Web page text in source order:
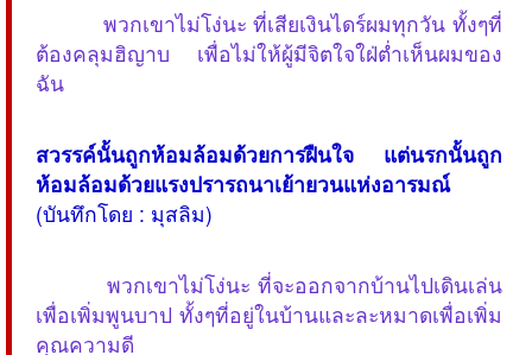
พวกเขาไม่โง่นะ ที่เสียเงินไดร์ผมทุกวัน ทั้งๆที่
ต้องคลุมฮิญาบ เพื่อไม่ให้ผู้มีจิตใจใฝ่ต่ำเห็นผมของ
ฉัน
สวรรค์นั้นถูกห้อมล้อมด้วยการฝืนใจ แต่นรกนั้นถูก
ห้อมล้อมด้วยแรงปรารถนาเย้ายวนแห่งอารมณ์
(บันทึกโดย : มุสลิม)
พวกเขาไม่โง่นะ ที่จะออกจากบ้านไปเดินเล่น
เพื่อเพิ่มพูนบาป ทั้งๆที่อยู่ในบ้านและละหมาดเพื่อเพิ่ม
คุณความดี